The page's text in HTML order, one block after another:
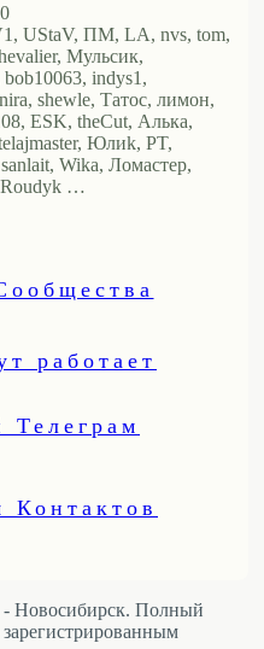
UStaV, ПМ, LA, nvs, tom,
Мульсик,
indys1,
shewle, Татос, лимон,
ESK, theCut, Алька,
Юлиk, PT,
Wika, Ломастер,
Roudyk …
работает
Телеграм
- Новосибирск. Полный